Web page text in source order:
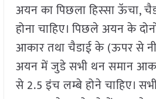
अयन का पिछला हिस्सा ऊॅचा,
होना चाहिए। पिछले अयन के
आकार तथा चैडाई के (ऊपर से
अयन में जुडे सभी थन समान
से 2.5 इंच लम्बे होने चाहिए।